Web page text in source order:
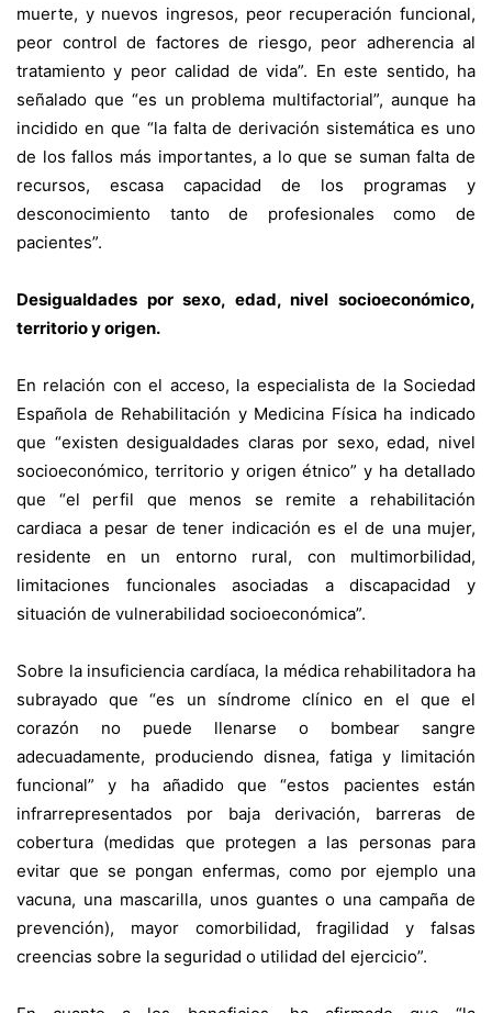
muerte, y nuevos ingresos, peor recuperación funcional,
peor control de factores de riesgo, peor adherencia al
tratamiento y peor calidad de vida”. En este sentido, ha
señalado que “es un problema multifactorial”, aunque ha
incidido en que “la falta de derivación sistemática es uno
de los fallos más importantes, a lo que se suman falta de
recursos, escasa capacidad de los programas y
desconocimiento tanto de profesionales como de
pacientes”.
Desigualdades por sexo, edad, nivel socioeconómico,
territorio y origen.
En relación con el acceso, la especialista de la Sociedad
Española de Rehabilitación y Medicina Física ha indicado
que “existen desigualdades claras por sexo, edad, nivel
socioeconómico, territorio y origen étnico” y ha detallado
que “el perfil que menos se remite a rehabilitación
cardiaca a pesar de tener indicación es el de una mujer,
residente en un entorno rural, con multimorbilidad,
limitaciones funcionales asociadas a discapacidad y
situación de vulnerabilidad socioeconómica”.
Sobre la insuficiencia cardíaca, la médica rehabilitadora ha
subrayado que “es un síndrome clínico en el que el
corazón no puede llenarse o bombear sangre
adecuadamente, produciendo disnea, fatiga y limitación
funcional” y ha añadido que “estos pacientes están
infrarrepresentados por baja derivación, barreras de
cobertura (medidas que protegen a las personas para
evitar que se pongan enfermas, como por ejemplo una
vacuna, una mascarilla, unos guantes o una campaña de
prevención), mayor comorbilidad, fragilidad y falsas
creencias sobre la seguridad o utilidad del ejercicio”.